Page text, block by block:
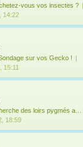
vous vos insectes ?
14:22
sur vos Gecko !
15:11
des loirs pygmés a…
18:59